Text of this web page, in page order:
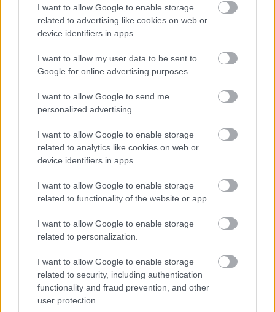
I want to allow Google to enable storage
related to advertising like cookies on web or
device identifiers in apps.
I want to allow my user data to be sent to
Google for online advertising purposes.
I want to allow Google to send me
personalized advertising.
I want to allow Google to enable storage
related to analytics like cookies on web or
device identifiers in apps.
I want to allow Google to enable storage
related to functionality of the website or app.
I want to allow Google to enable storage
related to personalization.
I want to allow Google to enable storage
related to security, including authentication
functionality and fraud prevention, and other
user protection.
Vasárnap délután a Magyar Kerékpárosklub / I Bike
Budapest szervezésében több százan bringáztak a
Lánchíd átjárhatóbbá tételéért. Jelenleg busszal
biztos késést jelent beállni a dugóba, biciklivel pedig
a járdára vagy a felezővonalra szorulunk. És akkor
nem beszéltünk…
Az eddigi legnagyobb
bringásreggelik
2015. május 08.
Hát én még nem láttam akkora bringásreggelit, mint
Kerékpárosklub szervezésében az ország 30 pontján
rendeztek reggeliket a biciklivel munkába
tekerőknek, és azoknak, akik autóról váltottak
biciklire (volt pár helyszín, ahol uszonnát).…
Cargo fun